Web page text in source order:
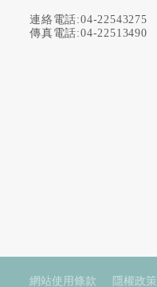
連絡電話:04-22543275
傳真電話:04-22513490
網站使用條款 隱權政策